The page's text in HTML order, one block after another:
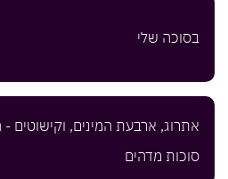
בסוכה שלי
אתרוג, ארבעת המינים, וקישוטים -
סוכות מדהים